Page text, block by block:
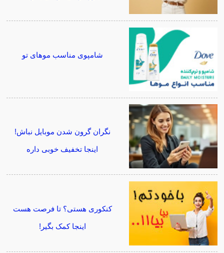
شامپوی مناسب موهای تو
نگران گرون شدن موبایل نباش!
اینجا تخفیف خوبی داره
کنکوری هستی؟ تا فرصت هست
اینجا کمک بگیر!